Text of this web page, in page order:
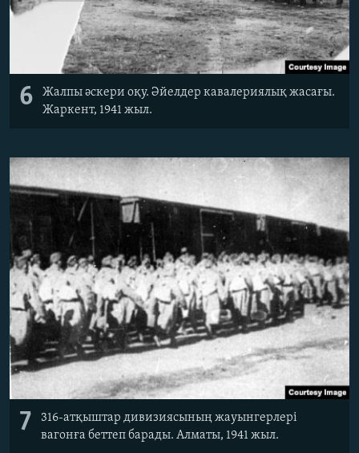
6
Жалпы әскери оқу. Әйелдер кавалериялық жасағы.
Жаркент, 1941 жыл.
7
316-атқыштар дивизиясының жауынгерлері
вагонға беттеп барады. Алматы, 1941 жыл.